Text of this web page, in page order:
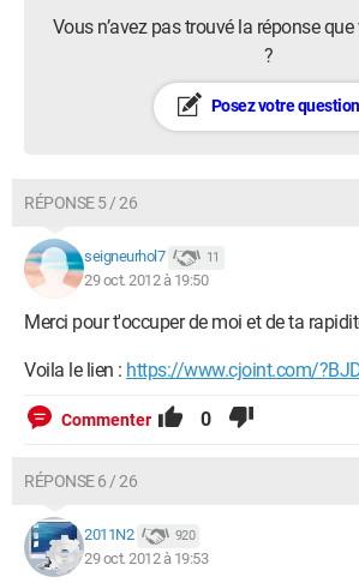
Vous n’avez pas trouvé la réponse
?
Posez votre question
RÉPONSE 5 / 26
seigneurhol7 11
29 oct. 2012 à 19:50
Merci pour t'occuper de moi et de ta
Voila le lien : https://www.cjoint.com/
Commenter 0
RÉPONSE 6 / 26
2011N2 920
29 oct. 2012 à 19:53